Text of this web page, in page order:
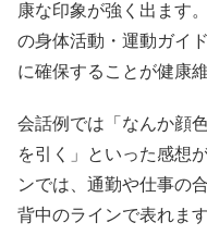
康な印象が強く出ます
の身体活動・運動ガイ
に確保することが健康
会話例では「なんか顔
を引く」といった感想
ンでは、通勤や仕事の
背中のラインで表れま